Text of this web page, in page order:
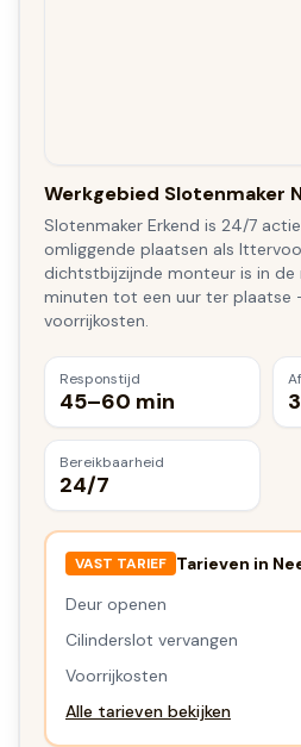
Werkgebied Slotenmaker
Slotenmaker Erkend is 24/7
omliggende plaatsen als
dichtstbijzijnde monteur is in de
minuten tot een uur ter plaatse
voorrijkosten.
Responstijd
45–60 min
Bereikbaarheid
24/7
VAST TARIEF Tarieven in
Deur openen
Cilinderslot vervangen
Voorrijkosten
Alle tarieven bekijken